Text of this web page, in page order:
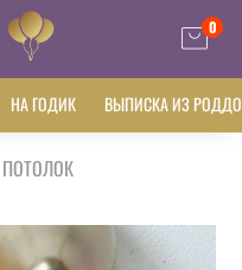
0
НА ГОДИК ВЫПИСКА ИЗ